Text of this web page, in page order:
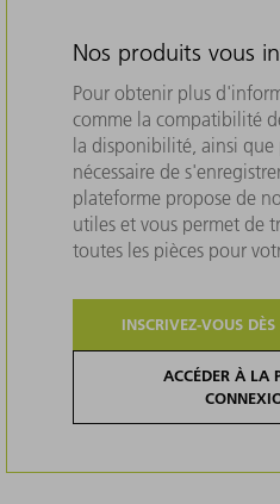
Nos produits vous
Pour obtenir plus
comme la compatibilité
la disponibilité, ainsi
nécessaire de
plateforme propose de
utiles et vous permet de
toutes les pièces pour
INSCRIVEZ-VOUS
ACCÉDER À LA